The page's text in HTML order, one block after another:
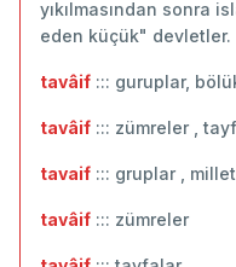
yıkılmasından sonra
eden küçük" devletler.
tavâif ::: guruplar,
tavâif ::: zümreler ,
tavaif ::: gruplar ,
tavâif ::: ‬zümreler